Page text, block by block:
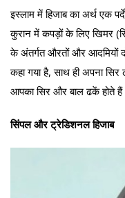
इस्लाम में हिजाब का अर्थ एक
कुरान में कपड़ों के लिए खिमर
के अंतर्गत औरतों और आदमियों
कहा गया है, साथ ही अपना
आपका सिर और बाल ढकें होते
सिंपल और ट्रेडिशनल हिजाब